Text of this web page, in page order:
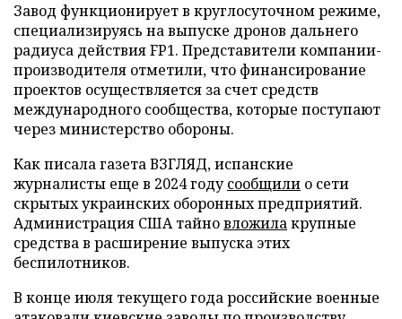
Завод функционирует в круглосуточном режиме,
специализируясь на выпуске дронов дальнего
радиуса действия FP1. Представители компании-
производителя отметили, что финансирование
проектов осуществляется за счет средств
международного сообщества, которые поступают
через министерство обороны.
Как писала газета ВЗГЛЯД, испанские
журналисты еще в 2024 годусообщили о сети
скрытых украинских оборонных предприятий.
Администрация США тайновложилакрупные
средства в расширение выпуска этих
беспилотников.
В конце июля текущего года российские военные